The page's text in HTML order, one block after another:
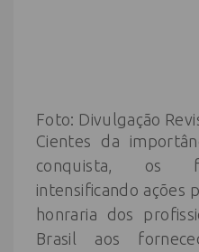
Foto: Divulgação
Cientes da
conquista, os
intensificando ações
honraria dos
Brasil aos